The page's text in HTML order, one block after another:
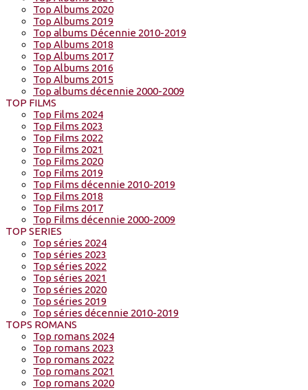
Top Albums 2020
Top Albums 2019
Top albums Décennie 2010-2019
Top Albums 2018
Top Albums 2017
Top Albums 2016
Top Albums 2015
Top albums décennie 2000-2009
TOP FILMS
Top Films 2024
Top Films 2023
Top Films 2022
Top Films 2021
Top Films 2020
Top Films 2019
Top Films décennie 2010-2019
Top Films 2018
Top Films 2017
Top Films décennie 2000-2009
TOP SERIES
Top séries 2024
Top séries 2023
Top séries 2022
Top séries 2021
Top séries 2020
Top séries 2019
Top séries décennie 2010-2019
TOPS ROMANS
Top romans 2024
Top romans 2023
Top romans 2022
Top romans 2021
Top romans 2020